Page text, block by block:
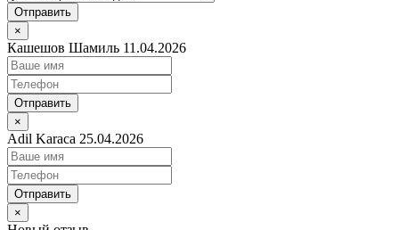
Отправить
×
Кашешов Шамиль 11.04.2026
Отправить
×
Adil Karaca 25.04.2026
Отправить
×